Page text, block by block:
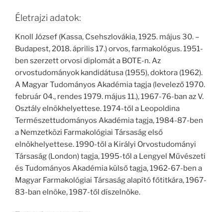
Életrajzi adatok:
Knoll József (Kassa, Csehszlovákia, 1925. május 30. –
Budapest, 2018. április 17.) orvos, farmakológus. 1951-
ben szerzett orvosi diplomát a BOTE-n. Az
orvostudományok kandidátusa (1955), doktora (1962).
A Magyar Tudományos Akadémia tagja (levelező 1970.
február 04., rendes 1979. május 11.), 1967-76-ban az V.
Osztály elnökhelyettese. 1974-től a Leopoldina
Természettudományos Akadémia tagja, 1984-87-ben
a Nemzetközi Farmakológiai Társaság első
elnökhelyettese. 1990-től a Királyi Orvostudományi
Társaság (London) tagja, 1995-től a Lengyel Művészeti
és Tudományos Akadémia külső tagja, 1962-67-ben a
Magyar Farmakológiai Társaság alapító főtitkára, 1967-
83-ban elnöke, 1987-től díszelnöke.